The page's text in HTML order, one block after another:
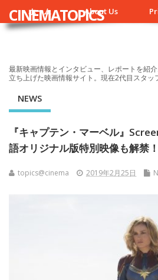
ホーム About Us
CINEMATOPICS
最新映画情報とインタビュー、レポートを紹
立ち上げた映画情報サイト。現在2代目スタッ
NEWS
『キャプテン・マーベル』
語オリジナル版特別映像も解禁！
topics@cinema 2019年2月25日